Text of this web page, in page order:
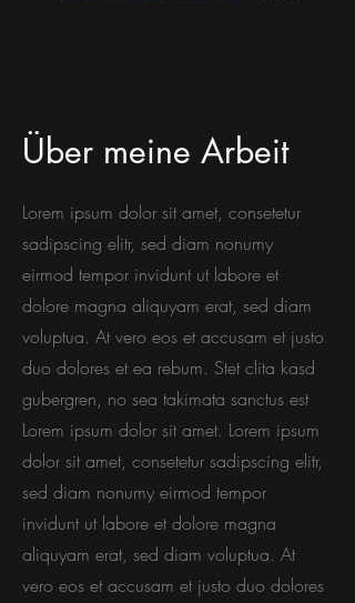
Über meine Arbeit
Lorem ipsum dolor sit amet, consetetur
sadipscing elitr, sed diam nonumy
eirmod tempor invidunt ut labore et
dolore magna aliquyam erat, sed diam
voluptua. At vero eos et accusam et justo
duo dolores et ea rebum. Stet clita kasd
gubergren, no sea takimata sanctus est
Lorem ipsum dolor sit amet. Lorem ipsum
dolor sit amet, consetetur sadipscing elitr,
sed diam nonumy eirmod tempor
invidunt ut labore et dolore magna
aliquyam erat, sed diam voluptua. At
vero eos et accusam et justo duo dolores